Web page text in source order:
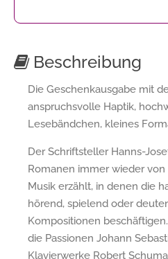
Beschreibung
Die Geschenkausgabe mit
anspruchsvolle Haptik,
Lesebändchen, kleines
Der Schriftsteller Hanns-
Romanen immer wieder
Musik erzählt, in denen die
hörend, spielend oder
Kompositionen
die Passionen Johann
Klavierwerke Robert